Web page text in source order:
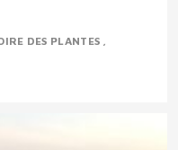
DES PLANTES